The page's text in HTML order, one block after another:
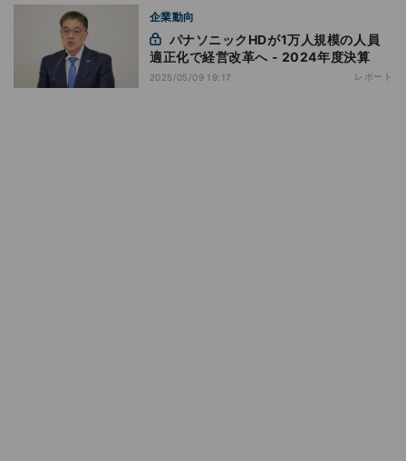
企業動向
適正化で経営改革へ - 2024年度決算
2025/05/09 19:17 レポート